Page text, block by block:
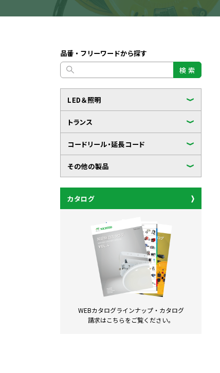
品番・フリーワードから探す
検 索
LED＆照明
トランス
コードリール・延長コード
その他の製品
カタログ
WEBカタログラインナップ・ カタログ
請求はこちらをご覧ください。